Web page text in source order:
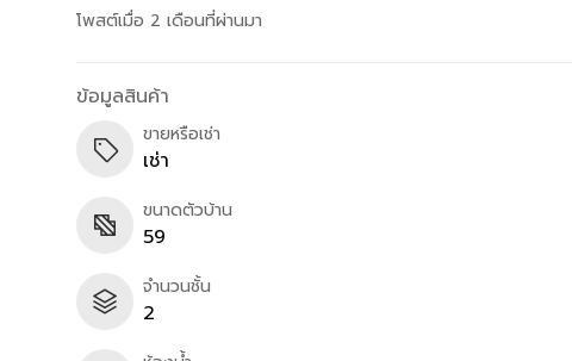
โพสต์เมื่อ 2 เดือนที่ผ่านมา
ข้อมูลสินค้า
ขายหรือเช่า
เช่า
ขนาดตัวบ้าน
59
จำนวนชั้น
2